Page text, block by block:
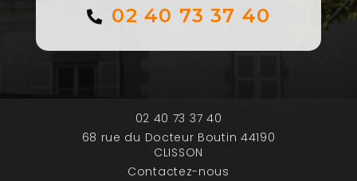
02 40 73 37 40
02 40 73 37 40
68 rue du Docteur Boutin 44190
CLISSON
Contactez-nous